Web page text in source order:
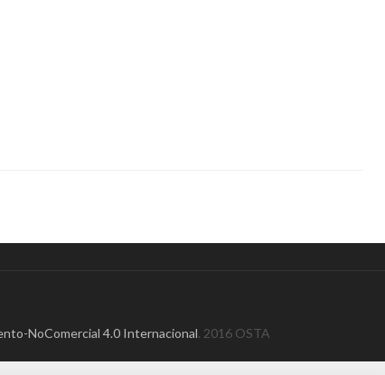
NoComercial 4.0 Internacional. 2016 OSTA